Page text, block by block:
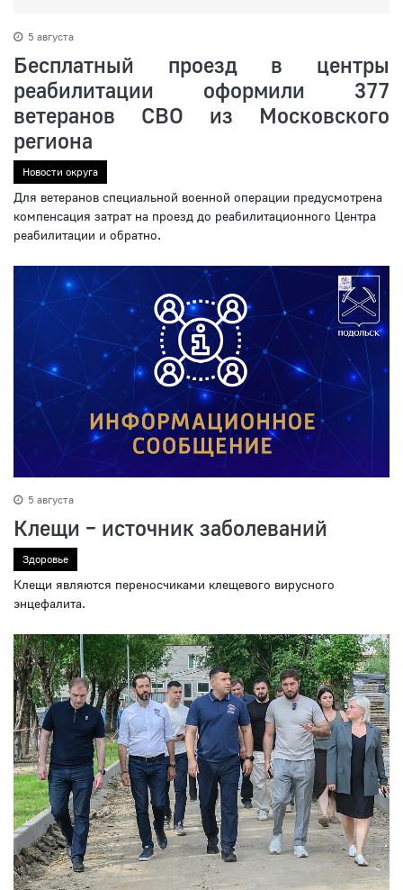
5 августа
Бесплатный проезд в центры
реабилитации оформили 377
ветеранов СВО из Московского
региона
Новости округа
Для ветеранов специальной военной операции предусмотрена
компенсация затрат на проезд до реабилитационного Центра
реабилитации и обратно.
5 августа
Клещи – источник заболеваний
Здоровье
Клещи являются переносчиками клещевого вирусного
энцефалита.